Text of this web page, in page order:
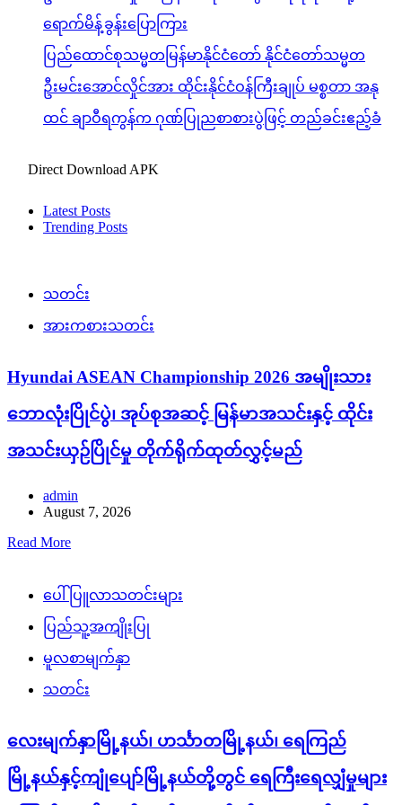
Hyundai ASEAN Championship 2026 အမျိုးသား
ဘောလုံးပြိုင်ပွဲ၊ အုပ်စုအဆင့် မြန်မာအသင်းနှင့် ထိုင်း
အသင်းယှဉ်ပြိုင်မှု တိုက်ရိုက်ထုတ်လွှင့်မည်
admin
Read More
ပေါ်ပြူလာသတင်းများ
မူလစာမျက်နှာ
လေးမျက်နှာမြို့နယ်၊ ဟင်္သာတမြို့နယ်၊ ရေကြည်
မြို့နယ်နှင့်ကျုံပျော်မြို့နယ်တို့တွင် ရေကြီးရေလျှံမှုများ
ကြောင့် ကူညီကယ်ဆယ်ရေးလုပ်ငန်းများ ဆက်လက်
admin
August 7, 2026
ဇူလိုင်လ ၃၀ ရက် ညပိုင်းတွင် မိုးသည်းထန်စွာရွာသွန်းမှုနှင့် မြစ်
ရေတိုက်စားမှုကြောင့် ငဝန်တာ၏ အောက်ခံမြစ်ကျိုးအင်းသဲ
ကြောမှထူးပေါက်၍ ရေဖြတ်သန်းစီးဆင်းမှုကြောင့် တာတမံနိမ့်
လေးမျက်နှာမြို့ပေါ် ရပ်ကွက်(၅)ခု၊ မြို့တွင်းလမ်းမကြီးများနှင့်
ပတ်ဝန်းကျင်ကျေးရွာ ၇၂ ရွာ၊ ဟင်္သာတ မြို့နယ် ၂၆ ရွာ၊
ရေကြည်မြို့နယ် ၆ ရွာနှင့်ကျုံပျော်မြို့နယ် ၂ ရွာ ၊ စုစုပေါင်း